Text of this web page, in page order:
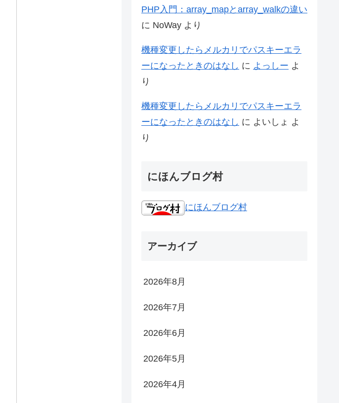
PHP入門：array_mapとarray_walkの違い
に NoWay より
機種変更したらメルカリでパスキーエラ
ーになったときのはなし に よっしー よ
り
機種変更したらメルカリでパスキーエラ
ーになったときのはなし に よいしょ よ
り
にほんブログ村
にほんブログ村
アーカイブ
2026年8月
2026年7月
2026年6月
2026年5月
2026年4月